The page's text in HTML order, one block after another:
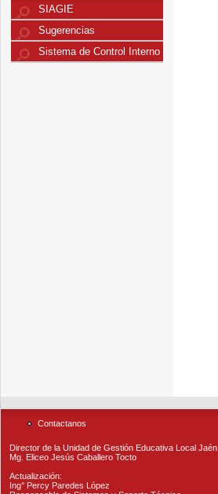
SIAGIE
Sugerencias
Sistema de Control Interno
Contactanos
Director de la Unidad de Gestión Educativa Local Jaén
Mg. Eliceo Jesús Caballero Tocto
Actualización:
Ing° Percy Paredes López